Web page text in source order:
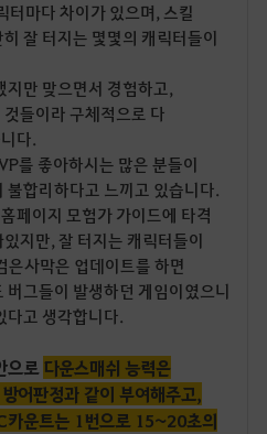
터마다 차이가 있으며, 스킬
잘 터지는 몇몇의 캐릭터들이
지만 맞으면서 경험하고,
들이라 구체적으로 다
다.
를 좋아하시는 많은 분들이
불합리하다고 느끼고 있습니다.
페이지 모험가 가이드에 타격
지만, 잘 터지는 캐릭터들이
은사막은 업데이트를 하면
그들이 발생하던 게임이였으니
다고 생각합니다.
으로다운스매쉬 능력은
어판정과 같이 부여해주고,
운트는 1번으로 15~20초의